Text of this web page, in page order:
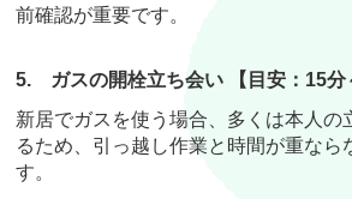
前確認が重要です。
5.
ガスの開栓立ち会い 【目安：15分
新居でガスを使う場合、多くは本人の
るため、引っ越し作業と時間が重なら
す。